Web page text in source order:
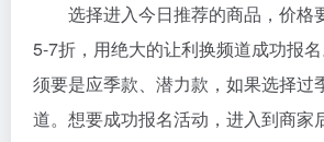
选择进入今日推荐的商品，价格
5-7折，用绝大的让利换频道成功报
须要是应季款、潜力款，如果选择过
道。想要成功报名活动，进入到商